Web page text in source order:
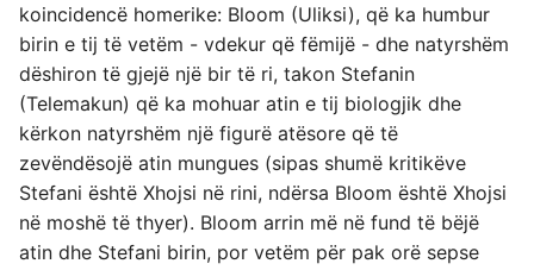
koincidencë homerike: Bloom (Uliksi), që ka humbur
birin e tij të vetëm - vdekur që fëmijë - dhe natyrshëm
dëshiron të gjejë një bir të ri, takon Stefanin
(Telemakun) që ka mohuar atin e tij biologjik dhe
kërkon natyrshëm një figurë atësore që të
zevëndësojë atin mungues (sipas shumë kritikëve
Stefani është Xhojsi në rini, ndërsa Bloom është Xhojsi
në moshë të thyer). Bloom arrin më në fund të bëjë
atin dhe Stefani birin, por vetëm për pak orë sepse